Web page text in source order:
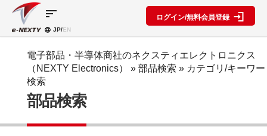
テゴリ
IC
ディスク
リート
能
レベルダ
ム作成
ク図
ック図
SPECIAL
CONTENT
セミナ
information
e-
sort
JP/EN
ログイン/無料会員登録
電子部品・半導体商社のネクスティエレクトロニクス
（NEXTY Electronics）
» 部品検索 » カテゴリ/キーワ
検索
部品検索